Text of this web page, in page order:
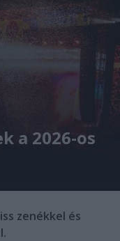
a 2026-os
zenékkel és